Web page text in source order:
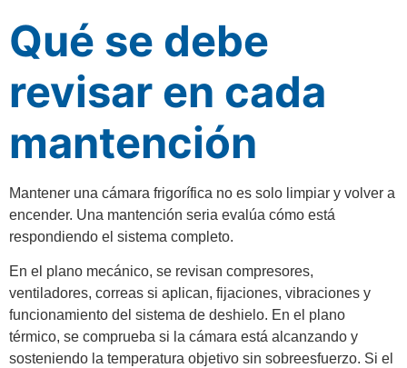
Qué se debe
revisar en cada
mantención
Mantener una cámara frigorífica no es solo limpiar y volver a
encender. Una mantención seria evalúa cómo está
respondiendo el sistema completo.
En el plano mecánico, se revisan compresores,
ventiladores, correas si aplican, fijaciones, vibraciones y
funcionamiento del sistema de deshielo. En el plano
térmico, se comprueba si la cámara está alcanzando y
sosteniendo la temperatura objetivo sin sobreesfuerzo. Si el